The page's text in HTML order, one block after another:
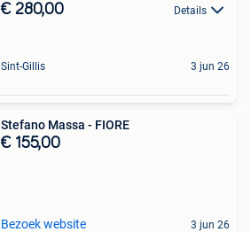
€ 280,00 Details
Sint-Gillis 3 jun 26
Stefano Massa - FIORE
€ 155,00
Bezoek website 3 jun 26